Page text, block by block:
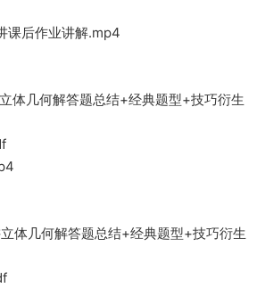
课后作业讲解.mp4
立体几何解答题总结+经典题型+技巧衍生
立体几何解答题总结+经典题型+技巧衍生